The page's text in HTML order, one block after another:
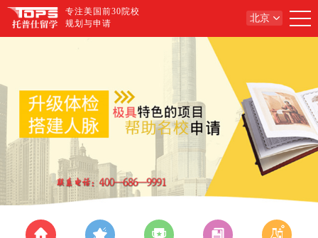
专注美国前30院校
规划与申请
北京